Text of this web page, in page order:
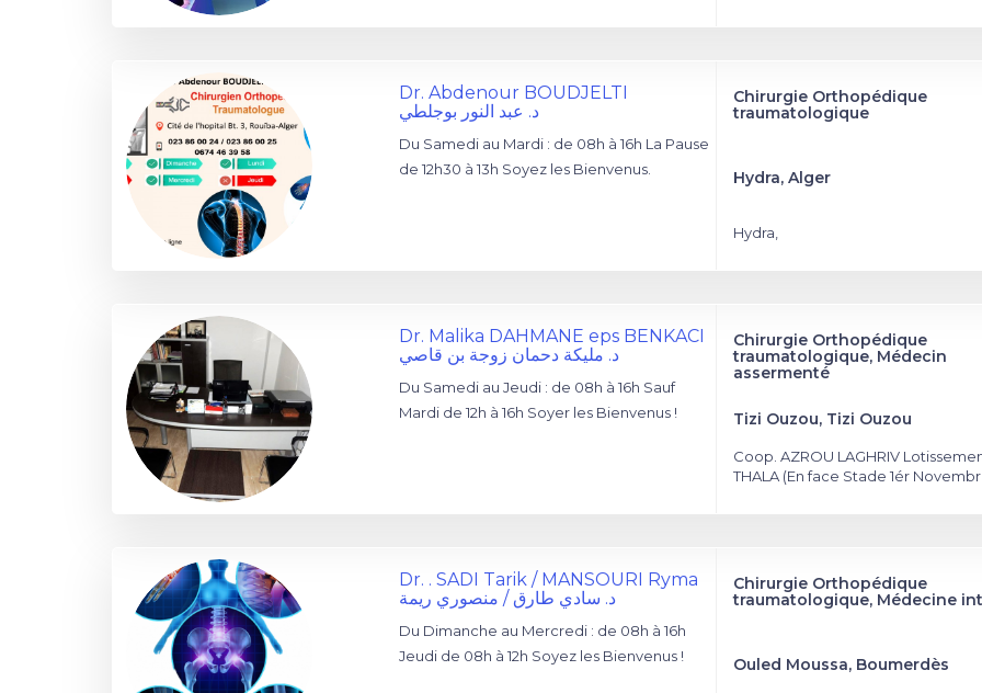
Dr. Abdenour BOUDJELTI
د. عبد النور بوجلطي
Du Samedi au Mardi : de 08h à 16h La Pause
de 12h30 à 13h Soyez les Bienvenus.
Chirurgie Orthopédique
traumatologique
Hydra, Alger
Hydra,
Dr. Malika DAHMANE eps BENKACI
د. مليكة دحمان زوجة بن قاصي
Du Samedi au Jeudi : de 08h à 16h Sauf
Mardi de 12h à 16h Soyer les Bienvenus !
Chirurgie Orthopédique
traumatologique, Médecin
assermenté
Tizi Ouzou, Tizi Ouzou
Coop. AZROU LAGHRIV
THALA (En face Stade 1ér
Dr. . SADI Tarik / MANSOURI Ryma
د. سادي طارق / منصوري ريمة
Du Dimanche au Mercredi : de 08h à 16h
Jeudi de 08h à 12h Soyez les Bienvenus !
Chirurgie Orthopédique
traumatologique, Médecine
Ouled Moussa, Boumerdès